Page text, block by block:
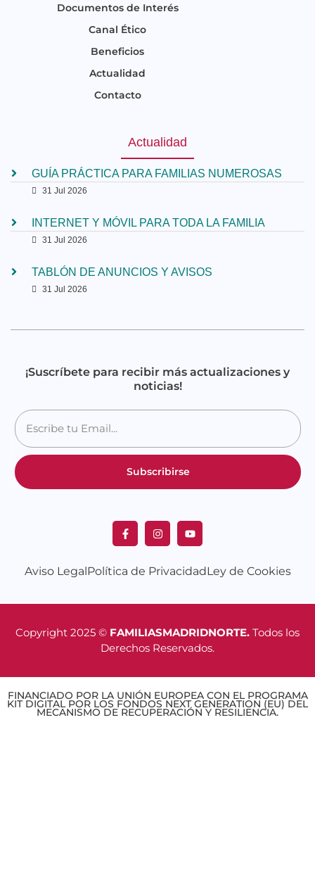
Documentos de Interés
Canal Ético
Beneficios
Actualidad
Contacto
Actualidad
GUÍA PRÁCTICA PARA FAMILIAS NUMEROSAS
31 Jul 2026
INTERNET Y MÓVIL PARA TODA LA FAMILIA
31 Jul 2026
TABLÓN DE ANUNCIOS Y AVISOS
31 Jul 2026
¡Suscríbete para recibir más actualizaciones y
noticias!
Subscribirse
Aviso Legal Política de PrivacidadLey de Cookies
Copyright 2025 © FAMILIASMADRIDNORTE. Todos los
Derechos Reservados.
FINANCIADO POR LA UNIÓN EUROPEA CON EL PROGRAMA
KIT DIGITAL POR LOS FONDOS NEXT GENERATION (EU) DEL
MECANISMO DE RECUPERACIÓN Y RESILIENCIA.